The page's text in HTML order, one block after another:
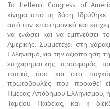
To Hellenic Congress of
κίνημα από τη βάση. Ιδρύθηκε
από τον επιστημονικό και
να ενώσει και να εμπνεύσει
Αμερικής. Συμμετέχει στη
Ελληνισμό, για την αξιοποίηση
επιχειρηματικής προσφοράς
τοπικά, όσο και στο
πρωτοβουλίες που προωθεί
Ημέρας Απόδημου Ελληνισμού,-
Ταμείου Παιδείας, και η